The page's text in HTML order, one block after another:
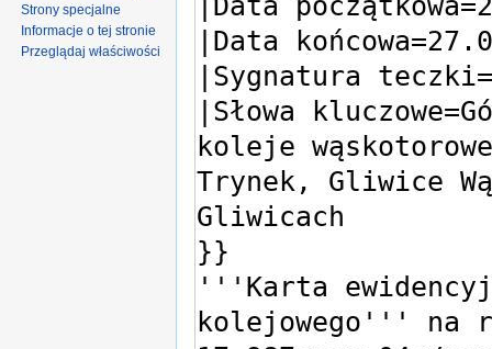
Strony specjalne
Informacje o tej stronie
Przeglądaj właściwości